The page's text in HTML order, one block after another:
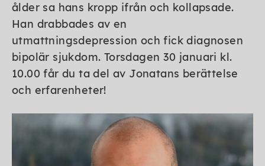
ålder sa hans kropp ifrån och kollapsade.
Han drabbades av en
utmattningsdepression och fick diagnosen
bipolär sjukdom. Torsdagen 30 januari kl.
10.00 får du ta del av Jonatans berättelse
och erfarenheter!